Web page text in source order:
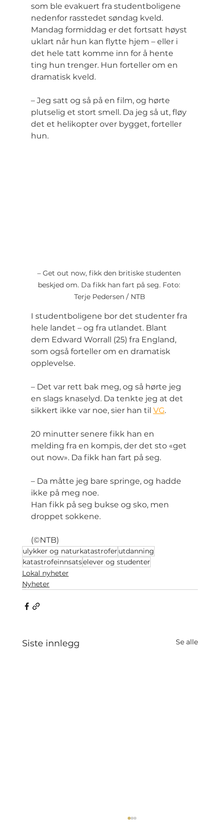
som ble evakuert fra studentboligene
nedenfor rasstedet søndag kveld.
Mandag formiddag er det fortsatt høyst
uklart når hun kan flytte hjem – eller i
det hele tatt komme inn for å hente
ting hun trenger. Hun forteller om en
dramatisk kveld.
– Jeg satt og så på en film, og hørte
plutselig et stort smell. Da jeg så ut, fløy
det et helikopter over bygget, forteller
hun.
– Get out now, fikk den britiske studenten
beskjed om. Da fikk han fart på seg. Foto:
Terje Pedersen / NTB
I studentboligene bor det studenter fra
hele landet – og fra utlandet. Blant
dem Edward Worrall (25) fra England,
som også forteller om en dramatisk
opplevelse.
– Det var rett bak meg, og så hørte jeg
en slags knaselyd. Da tenkte jeg at det
sikkert ikke var noe, sier han til VG.
20 minutter senere fikk han en
melding fra en kompis, der det sto «get
out now». Da fikk han fart på seg.
– Da måtte jeg bare springe, og hadde
ikke på meg noe.
Han fikk på seg bukse og sko, men
droppet sokkene.
(©NTB)
ulykker og naturkatastrofer utdanning
katastrofeinnsatselever og studenter
Lokal nyheter
Nyheter
Siste innlegg Se alle